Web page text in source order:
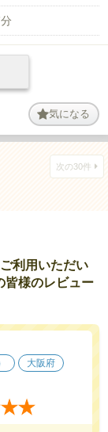
気になる
次の30件
利用いただい
皆様のレビュー
大阪府
★★